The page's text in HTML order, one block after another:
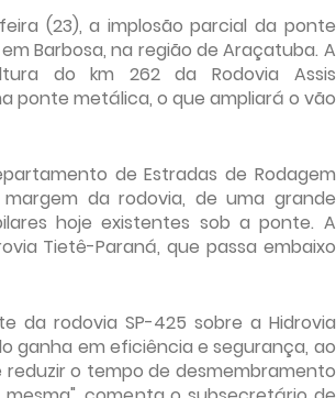
(23), a implosão parcial da ponte
Barbosa, na região de Araçatuba. A
do km 262 da Rodovia Assis
ponte metálica, o que ampliará o vão
de Estradas de Rodagem
da rodovia, de uma grande
hoje existentes sob a ponte. A
Tietê-Paraná, que passa embaixo
da rodovia SP-425 sobre a Hidrovia
ganha em eficiência e segurança, ao
o tempo de desmembramento